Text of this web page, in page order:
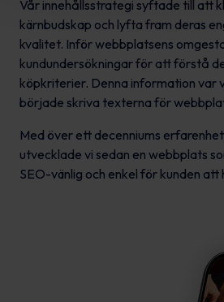
Vår innehållsstrategi syftade till att
kärnbudskap och lyfta fram deras
kvalitet. Inför webbplatsens
kundundersökningar för att förstå
köpkriterier. Denna information var
började skriva texterna för
Med över ett decenniums
utvecklade vi sedan en webbplats
SEO-vänlig och enkel för kunden att